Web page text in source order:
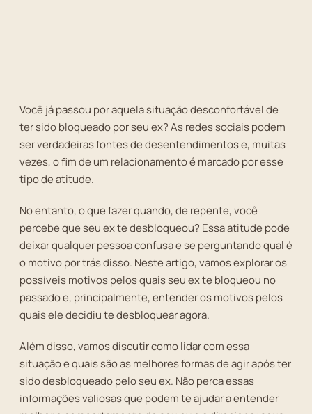
Você já passou por aquela situação desconfortável de
ter sido bloqueado por seu ex? As redes sociais podem
ser verdadeiras fontes de desentendimentos e, muitas
vezes, o fim de um relacionamento é marcado por esse
tipo de atitude.
No entanto, o que fazer quando, de repente, você
percebe que seu ex te desbloqueou? Essa atitude pode
deixar qualquer pessoa confusa e se perguntando qual é
o motivo por trás disso. Neste artigo, vamos explorar os
possíveis motivos pelos quais seu ex te bloqueou no
passado e, principalmente, entender os motivos pelos
quais ele decidiu te desbloquear agora.
Além disso, vamos discutir como lidar com essa
situação e quais são as melhores formas de agir após ter
sido desbloqueado pelo seu ex. Não perca essas
informações valiosas que podem te ajudar a entender